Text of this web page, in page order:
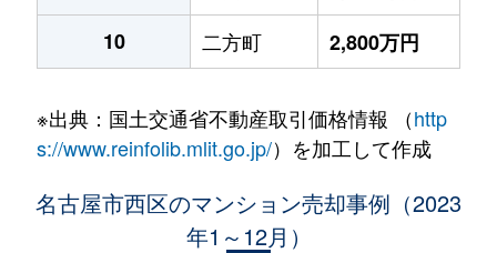
10
二方町 2,800万円
※出典：国土交通省不動産取引価格情報 （http
s://www.reinfolib.mlit.go.jp/）を加工して作成
名古屋市西区のマンション売却事例（2023
年1～12月）